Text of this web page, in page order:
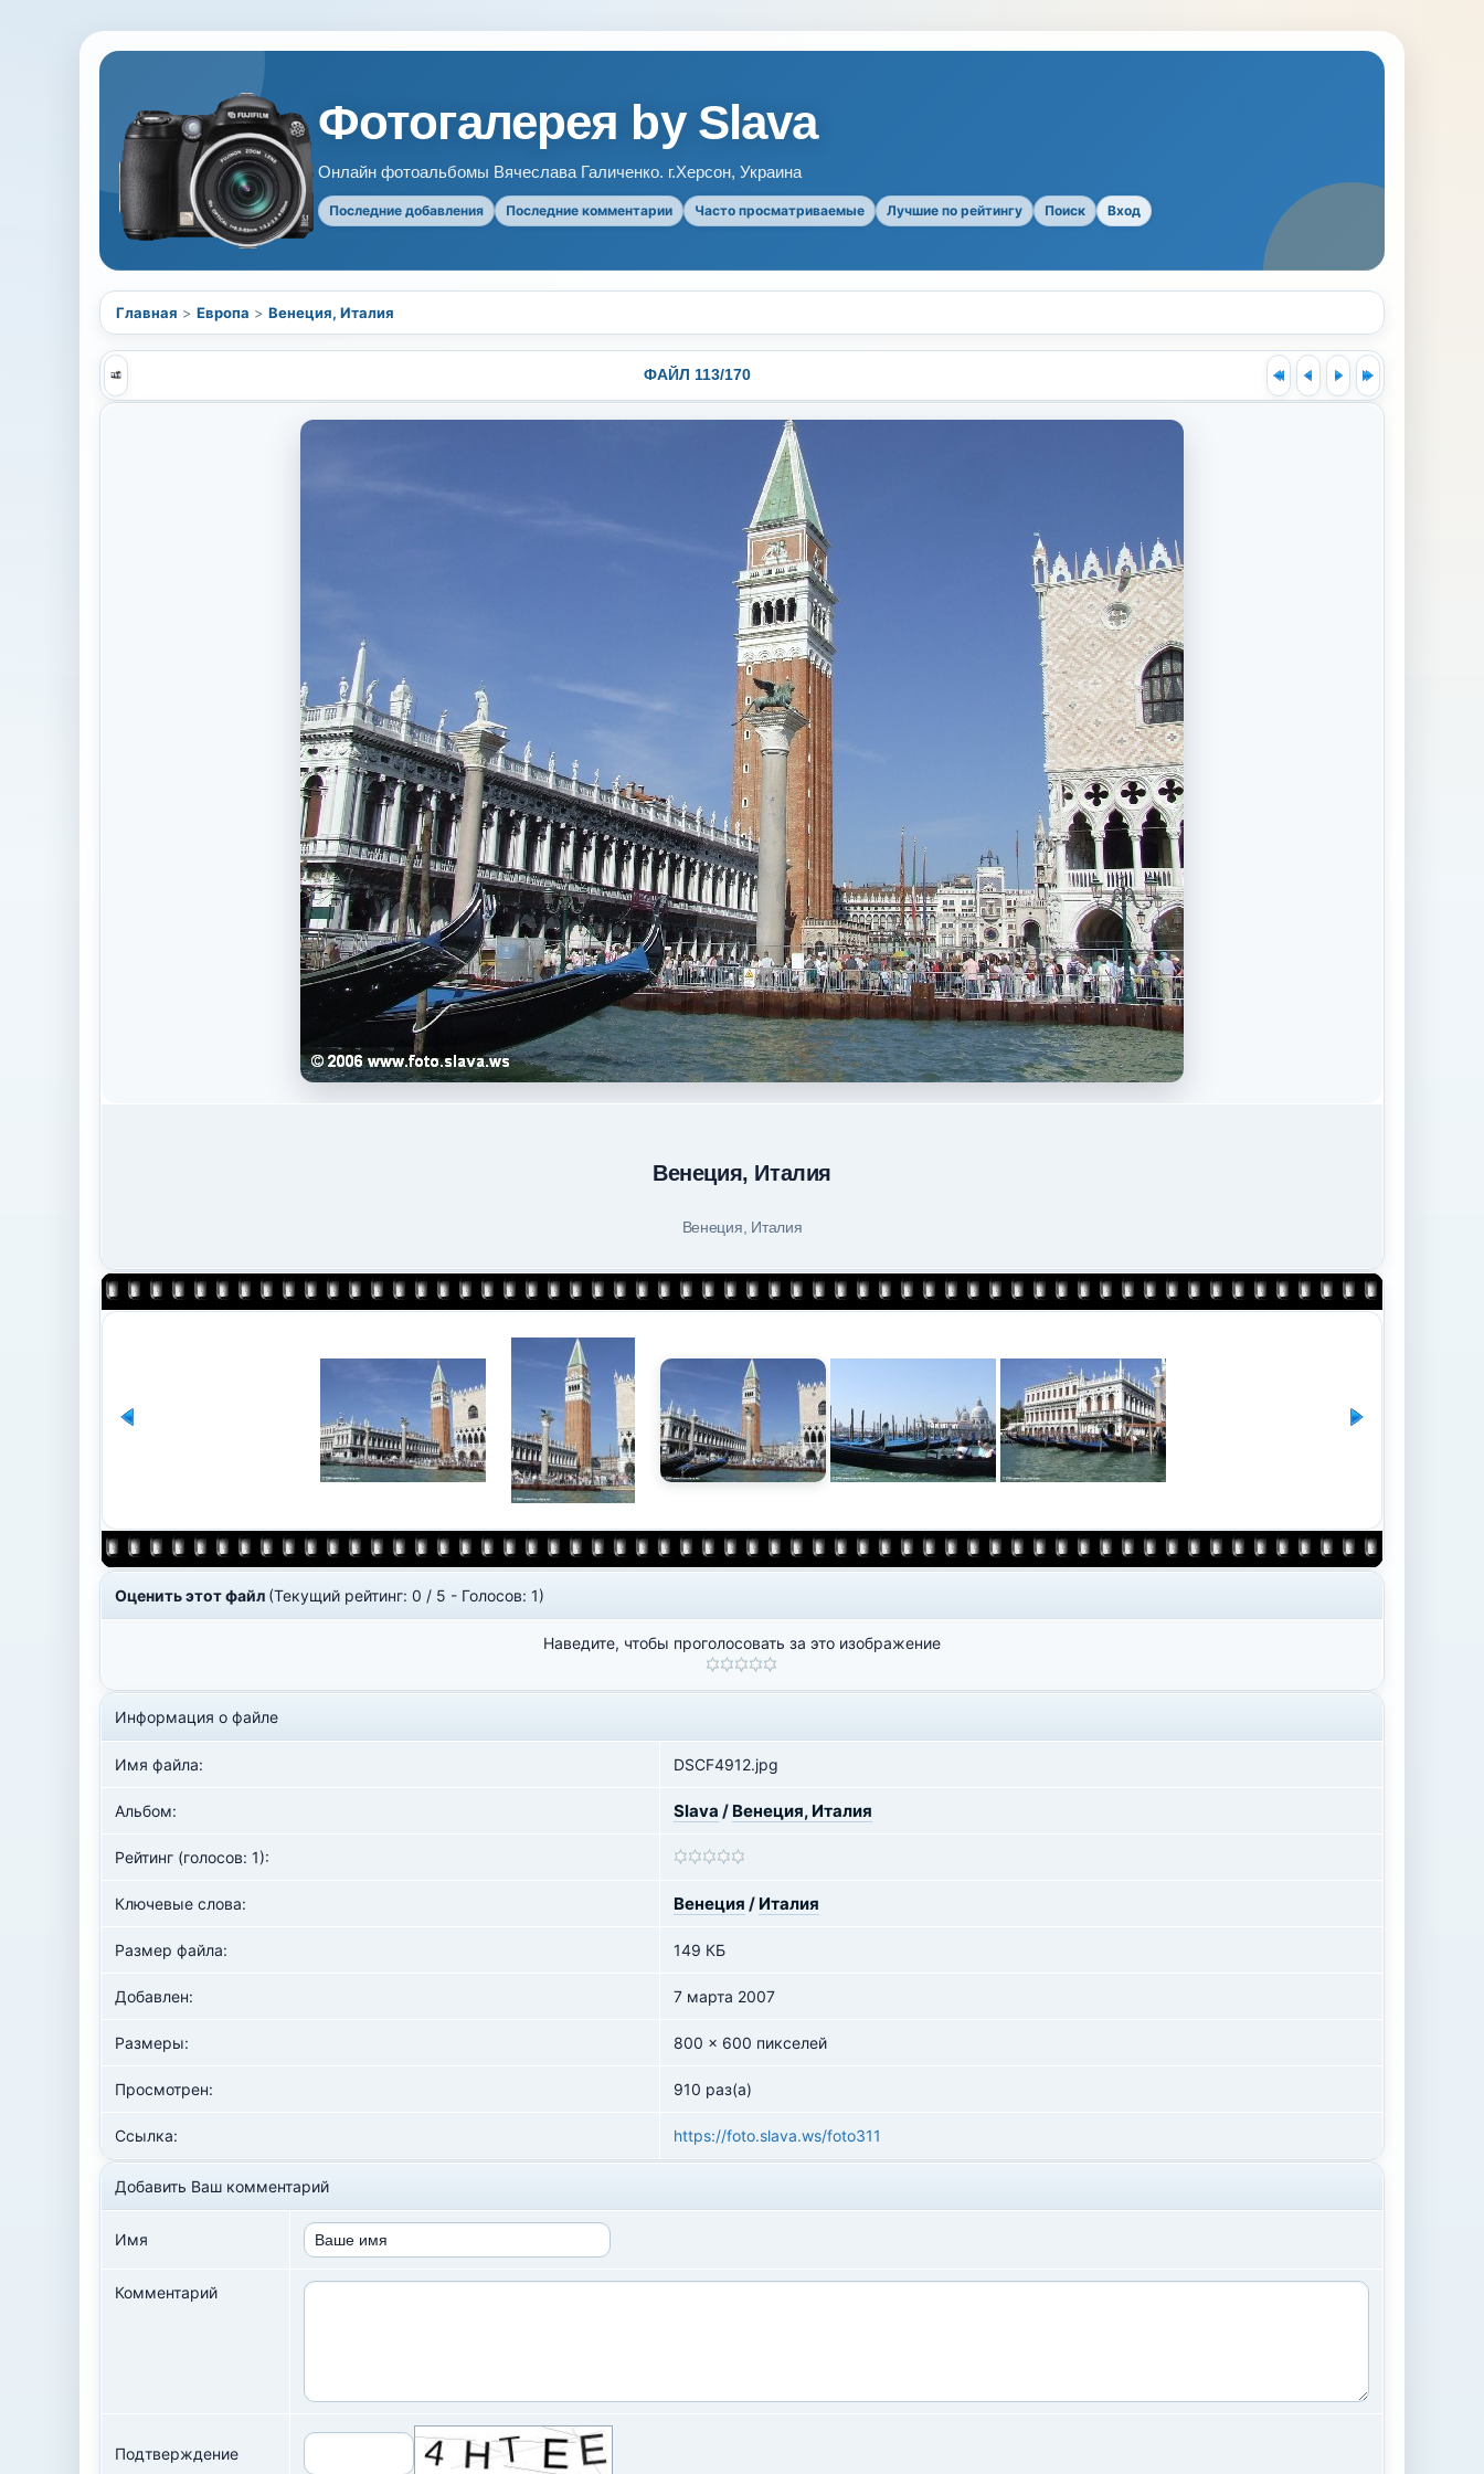
Фотогалерея by Slava
Онлайн фотоальбомы Вячеслава Галиченко. г.Херсон, Украина
Последние добавления Последние комментарии Часто просматриваемые Лучшие по рейтингу Поиск Вход
Главная > Европа > Венеция, Италия
ФАЙЛ 113/170
Венеция, Италия
Венеция, Италия
Оценить этот файл (Текущий рейтинг: 0 / 5 - Голосов: 1)
Наведите, чтобы проголосовать за это изображение
Информация о файле
Имя файла: DSCF4912.jpg
Альбом: Slava / Венеция, Италия
Рейтинг (голосов: 1):
Ключевые слова: Венеция / Италия
Размер файла: 149 КБ
Добавлен: 7 марта 2007
Размеры: 800 x 600 пикселей
Просмотрен: 910 раз(а)
Ссылка: https://foto.slava.ws/foto311
Добавить Ваш комментарий
Имя
Комментарий
Подтверждение